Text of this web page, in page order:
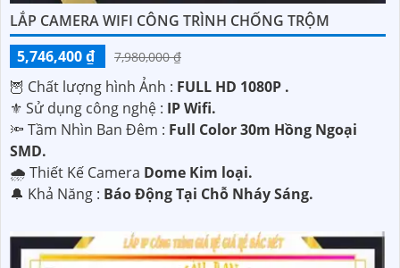
LẮP CAMERA WIFI CÔNG TRÌNH CHỐNG TRỘM
5,746,400 ₫
7,980,000 ₫
🦉 Chất lượng hình Ảnh : FULL HD 1080P .
⚜️ Sử dụng công nghệ : IP Wifi.
🔦 Tầm Nhìn Ban Đêm : Full Color 30m Hồng Ngoại
SMD.
🌧️ Thiết Kế Camera Dome Kim loại.
️🔔 Khả Năng : Báo Động Tại Chỗ Nháy Sáng.